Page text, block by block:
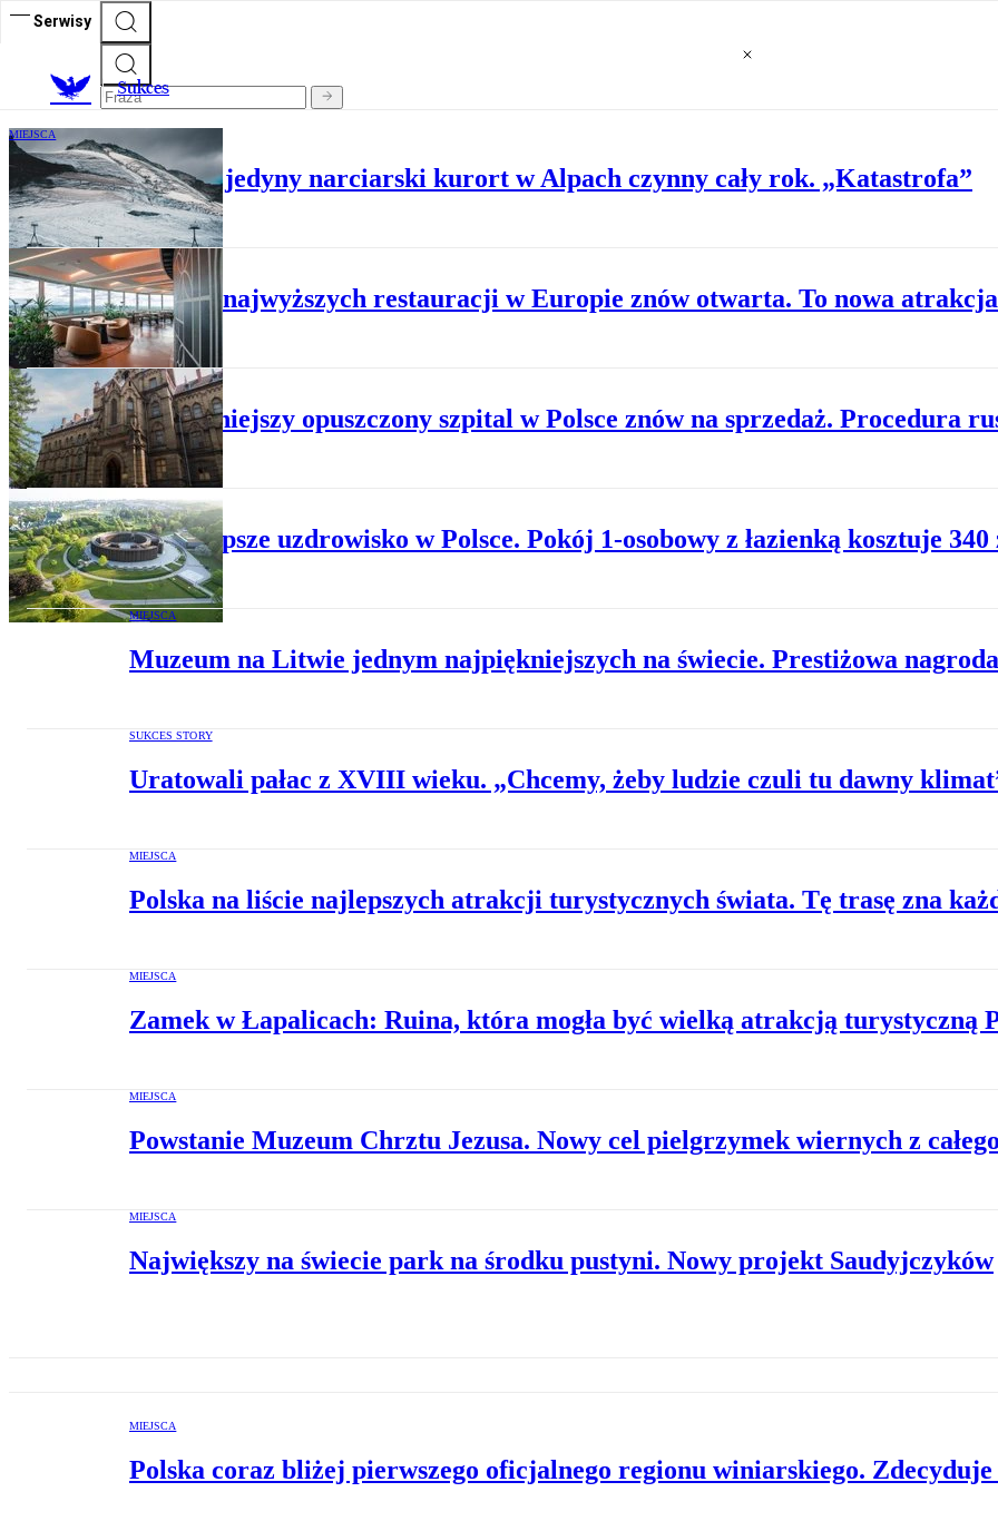
Serwisy
Sukces
MIEJSCA
Upały wykańczają jedyny narciarski kurort w Alpach czynny cały rok. „Katastrofa”
RESTAURACJE
Jedna z najwyższych restauracji w Europie znów otwarta. To nowa
MIEJSCA
Najsłynniejszy opuszczony szpital w Polsce znów na sprzedaż. Procedura
To najlepsze uzdrowisko w Polsce. Pokój 1-osobowy z łazienką kosztuje 340
MIEJSCA
Muzeum na Litwie jednym najpiękniejszych na świecie. Prestiżowa nagroda
SUKCES STORY
Uratowali pałac z XVIII wieku. „Chcemy, żeby ludzie czuli tu dawny
MIEJSCA
Polska na liście najlepszych atrakcji turystycznych świata. Tę trasę zna
MIEJSCA
Zamek w Łapalicach: Ruina, która mogła być wielką atrakcją turystyczną
MIEJSCA
Powstanie Muzeum Chrztu Jezusa. Nowy cel pielgrzymek wiernych z
MIEJSCA
Największy na świecie park na środku pustyni. Nowy projekt Saudyjczyków
MIEJSCA
Polska coraz bliżej pierwszego oficjalnego regionu winiarskiego. Zdecyduje